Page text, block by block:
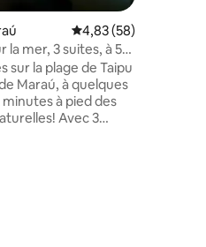
commentairesNote moyenne de
4,83 (58)
la mer, 3 suites, à 50
sur la plage de Taipu
Maraú, à quelques
minutes à pied des
Avec 3